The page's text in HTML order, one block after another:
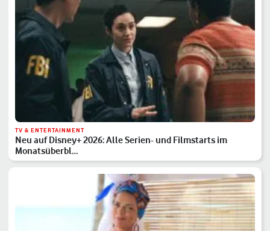
TV & ENTERTAINMENT
Neu auf Disney+ 2026: Alle Serien- und Filmstarts im
Monatsüberbl…